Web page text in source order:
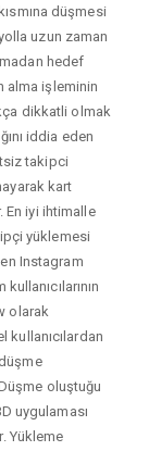
düşmesi
uzun zaman
hedef
alma işleminin
dikkatli olmak
iddia eden
takipci
kart
En iyi ihtimalle
yüklemesi
Instagram
olarak
kullanıcılardan
oluştuğu
uygulaması
Yükleme